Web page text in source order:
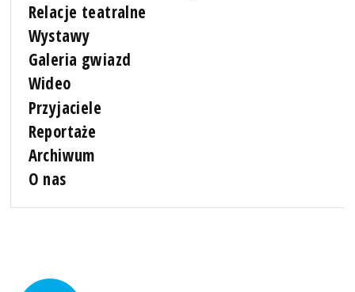
Relacje teatralne
Wystawy
Galeria gwiazd
Wideo
Przyjaciele
Reportaże
Archiwum
O nas